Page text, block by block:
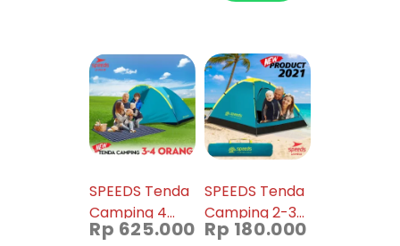
SPEEDS Tenda
Camping 4
Orang Tenda
Rp 625.000
SPEEDS Tenda
Camping 2-3
Orang Tenda
Rp 180.000